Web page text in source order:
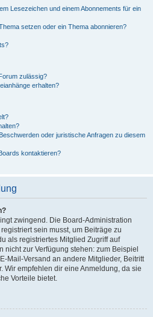
Lesezeichen und einem Abonnements für ein
setzen oder ein Thema abonnieren?
zulässig?
erhalten?
oder juristische Anfragen zu diesem
kontaktieren?
zwingend. Die Board-Administration
sein musst, um Beiträge zu
als registriertes Mitglied Zugriff auf
nicht zur Verfügung stehen: zum Beispiel
Mail-Versand an andere Mitglieder, Beitritt
Wir empfehlen dir eine Anmeldung, da sie
Vorteile bietet.